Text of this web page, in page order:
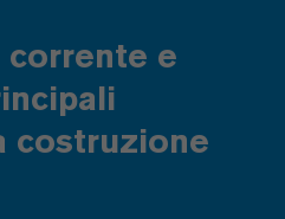
corrente e
costruzione